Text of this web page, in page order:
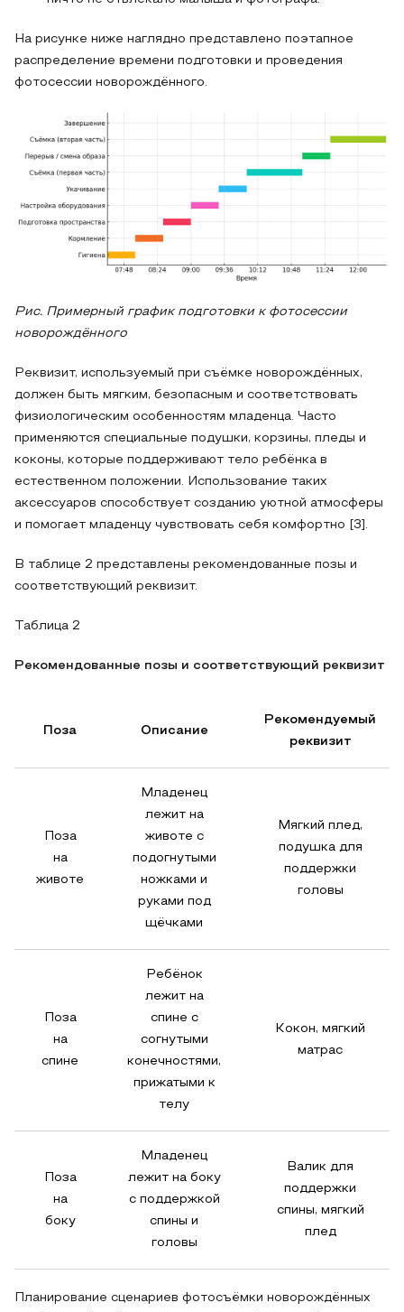
На рисунке ниже наглядно представлено поэтапное
распределение времени подготовки и проведения
фотосессии новорождённого.
Рис. Примерный график подготовки к фотосессии
новорождённого
Реквизит, используемый при съёмке новорождённых,
должен быть мягким, безопасным и соответствовать
физиологическим особенностям младенца. Часто
применяются специальные подушки, корзины, пледы и
коконы, которые поддерживают тело ребёнка в
естественном положении. Использование таких
аксессуаров способствует созданию уютной атмосферы
и помогает младенцу чувствовать себя комфортно [3].
В таблице 2 представлены рекомендованные позы и
соответствующий реквизит.
Таблица 2
Рекомендованные позы и соответствующий реквизит
Поза Описание
Рекомендуемый
реквизит
Поза
на
животе
Младенец
лежит на
животе с
подогнутыми
ножками и
руками под
щёчками
Мягкий плед,
подушка для
поддержки
головы
Поза
на
спине
Ребёнок
лежит на
спине с
согнутыми
конечностями,
прижатыми к
телу
Кокон, мягкий
матрас
Поза
на
боку
Младенец
лежит на боку
с поддержкой
спины и
головы
Валик для
поддержки
спины, мягкий
плед
Планирование сценариев фотосъёмки новорождённых